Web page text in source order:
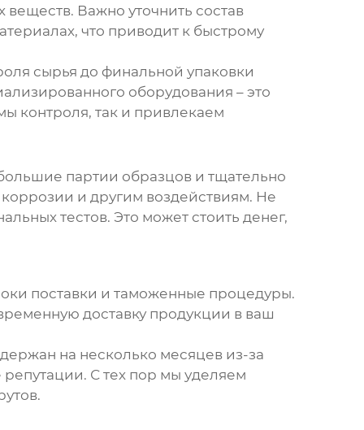
Важно уточнить состав
что приводит к быстрому
сырья до финальной упаковки
оборудования – это
контроля, так и привлекаем
партии образцов и тщательно
и другим воздействиям. Не
тестов. Это может стоить денег,
поставки и таможенные процедуры.
доставку продукции в ваш
на несколько месяцев из-за
С тех пор мы уделяем